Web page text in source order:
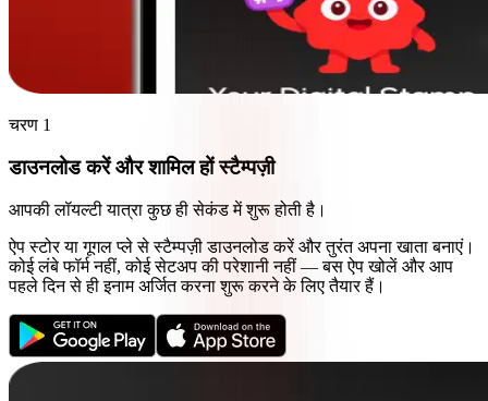
चरण 1
डाउनलोड करें और शामिल हों स्टैम्पज़ी
आपकी लॉयल्टी यात्रा कुछ ही सेकंड में शुरू होती है।
ऐप स्टोर या गूगल प्ले से स्टैम्पज़ी डाउनलोड करें और तुरंत अपना खाता बनाएं।
कोई लंबे फॉर्म नहीं, कोई सेटअप की परेशानी नहीं — बस ऐप खोलें और आप
पहले दिन से ही इनाम अर्जित करना शुरू करने के लिए तैयार हैं।